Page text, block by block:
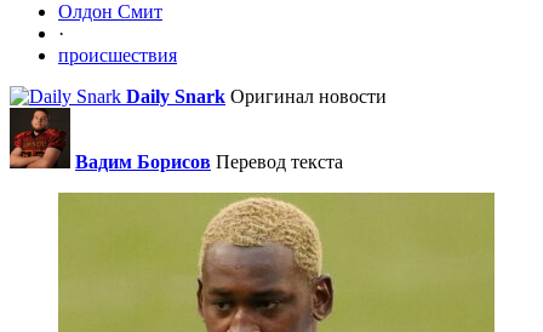
Олдон Смит
·
происшествия
Daily Snark Оригинал новости
Вадим Борисов Перевод текста